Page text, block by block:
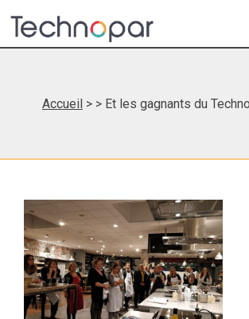
Accueil > > Et les gagnants du